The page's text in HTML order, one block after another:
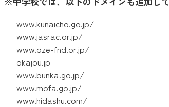
www.kunaicho.go.jp/
www.jasrac.or.jp/
www.oze-fnd.or.jp/
okajou.jp
www.bunka.go.jp/
www.mofa.go.jp/
www.hidashu.com/